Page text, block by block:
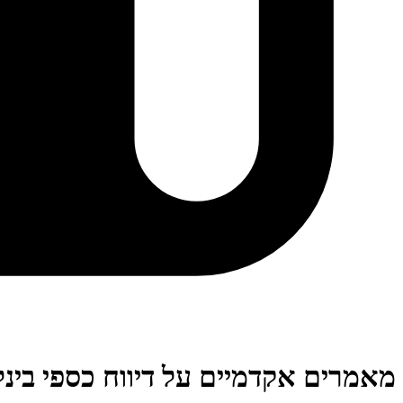
מאמרים אקדמיים על דיווח כספי